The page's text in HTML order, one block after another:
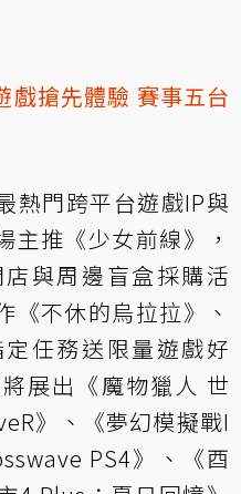
戲搶先體驗 賽事五台
熱門跨平台遊戲IP與
主推《少女前線》，
與周邊盲盒採購活
《不休的烏拉拉》、
任務送限量遊戲好
展出《魔物獵人 世
》、《夢幻模擬戰I
PS4》、《酉